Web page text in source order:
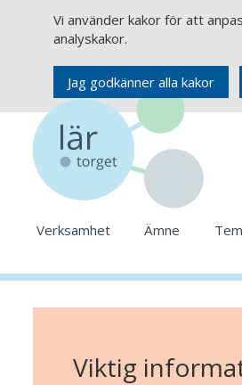
Vi använder kakor för att
analyskakor.
Jag godkänner alla kakor
Verksamhet Ämne
Viktig